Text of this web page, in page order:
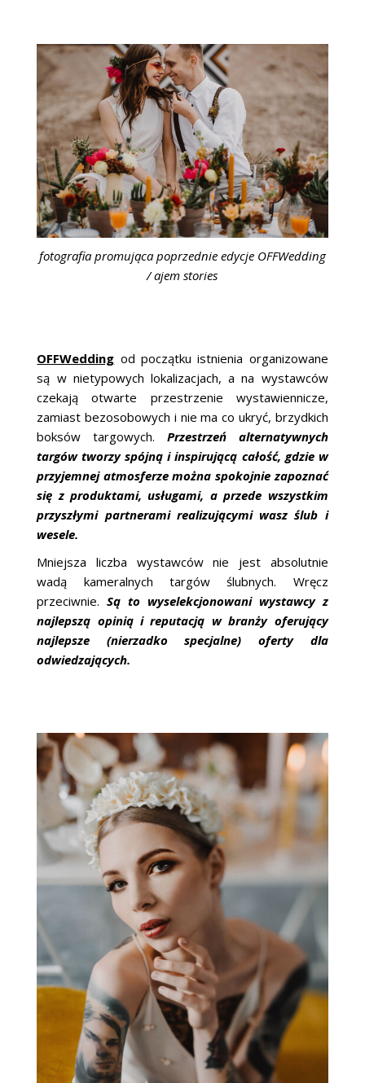
fotografia promująca poprzednie edycje OFFWedding
/ ajem stories
OFFWedding od początku istnienia organizowane
są w nietypowych lokalizacjach, a na wystawców
czekają otwarte przestrzenie wystawiennicze,
zamiast bezosobowych i nie ma co ukryć, brzydkich
boksów targowych. Przestrzeń alternatywnych
targów tworzy spójną i inspirującą całość, gdzie w
przyjemnej atmosferze można spokojnie zapoznać
się z produktami, usługami, a przede wszystkim
przyszłymi partnerami realizującymi wasz ślub i
wesele.
Mniejsza liczba wystawców nie jest absolutnie
wadą kameralnych targów ślubnych. Wręcz
przeciwnie.Są to wyselekcjonowani wystawcy z
najlepszą opinią i reputacją w branży oferujący
najlepsze (nierzadko specjalne) oferty dla
odwiedzających.